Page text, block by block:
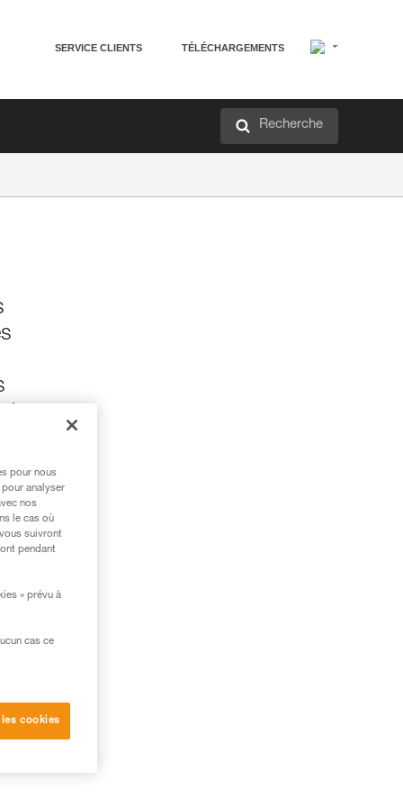
SERVICE CLIENTS TÉLÉCHARGEMENTS
Recherche
pour nous
analyser
nos
le cas où
suivront
pendant
» prévu à
cas ce
cookies